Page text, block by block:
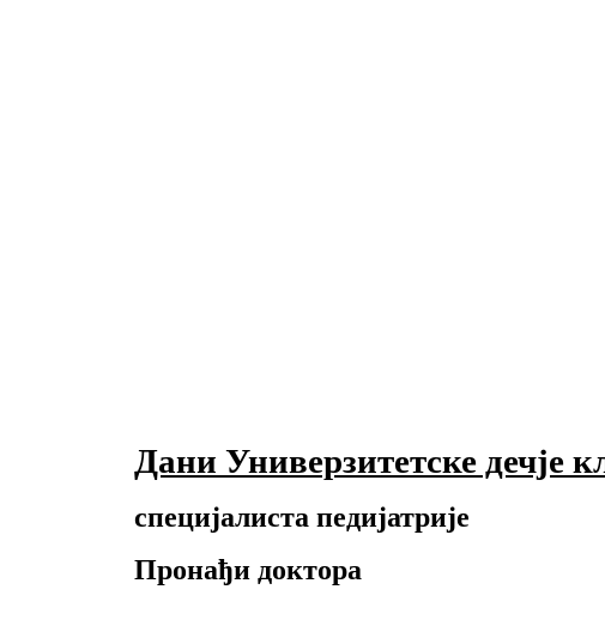
Дани Универзитетске дечје
специјалиста педијатрије
Пронађи доктора